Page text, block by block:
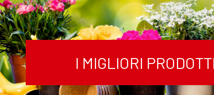
I MIGLIORI